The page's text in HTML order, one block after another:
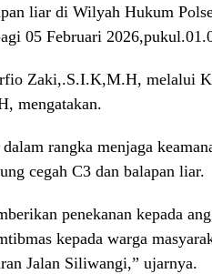
liar di Wilyah Hukum
05 Februari
Zaki,.S.I.K,M.H, melalui
mengatakan.
rangka menjaga
cegah C3 dan balapan liar.
penekanan kepada
kepada warga
Jalan Siliwangi,” ujarnya.